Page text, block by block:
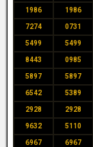
1986 1986
7274 0731
5499 5499
8443 0985
5897 5897
6542 5389
2928 2928
9632 5110
6967 6967